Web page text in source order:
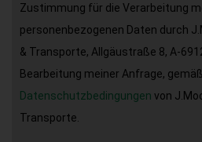
Zustimmung für die Verarbeitung
personenbezogenen Daten durch
& Transporte, Allgäustraße 8, A-
Bearbeitung meiner Anfrage,
Datenschutzbedingungen von
Transporte.